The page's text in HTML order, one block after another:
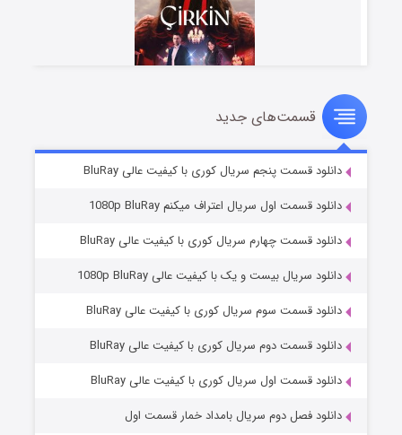
سریال زشت
قسمت۲ (زیرنویس) منتشر شد
مردگان متحرک: شهر مرده ۳
قسمت۲ (زیرنویس) منتشر شد
قسمت‌های جدید
دانلود قسمت پنجم سریال کوری با کیفیت عالی BluRay
دانلود قسمت اول سریال اعتراف میکنم 1080p BluRay
دانلود قسمت چهارم سریال کوری با کیفیت عالی BluRay
دانلود سریال بیست و یک با کیفیت عالی 1080p BluRay
دانلود قسمت سوم سریال کوری با کیفیت عالی BluRay
دانلود قسمت دوم سریال کوری با کیفیت عالی BluRay
دانلود قسمت اول سریال کوری با کیفیت عالی BluRay
دانلود فصل دوم سریال بامداد خمار قسمت اول